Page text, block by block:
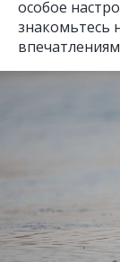
особое
знакомьтесь